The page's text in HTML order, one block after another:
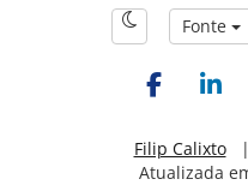
Fonte
Filip Calixto
Atualizada